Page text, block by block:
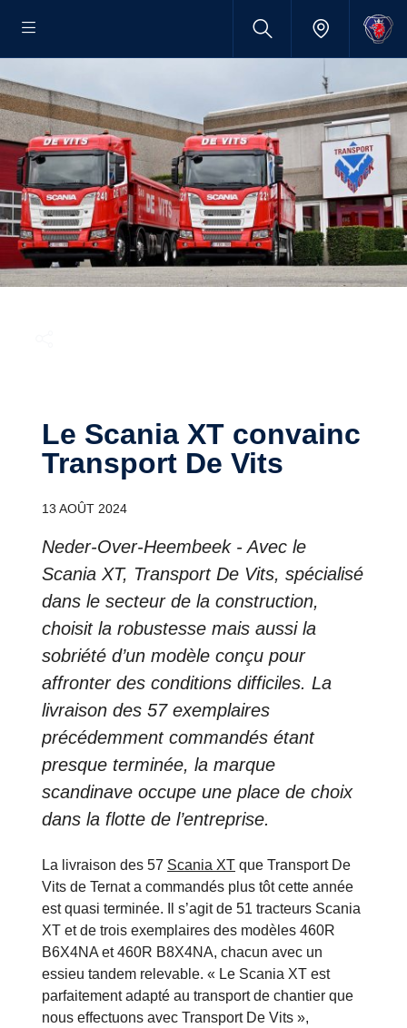
Le Scania XT convainc
Transport De Vits
13 AOÛT 2024
Neder-Over-Heembeek - Avec le
Scania XT, Transport De Vits, spécialisé
dans le secteur de la construction,
choisit la robustesse mais aussi la
sobriété d’un modèle conçu pour
affronter des conditions difficiles. La
livraison des 57 exemplaires
précédemment commandés étant
presque terminée, la marque
scandinave occupe une place de choix
dans la flotte de l’entreprise.
La livraison des 57 Scania XT que Transport De
Vits de Ternat a commandés plus tôt cette année
est quasi terminée. Il s’agit de 51 tracteurs Scania
XT et de trois exemplaires des modèles 460R
B6X4NA et 460R B8X4NA, chacun avec un
essieu tandem relevable. « Le Scania XT est
parfaitement adapté au transport de chantier que
nous effectuons avec Transport De Vits »,